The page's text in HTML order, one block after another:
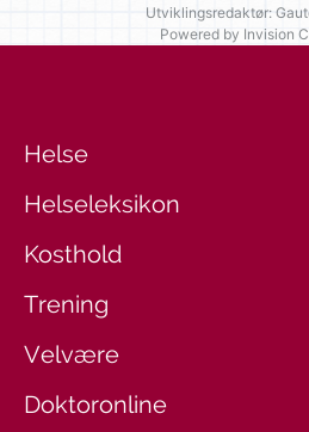
Utviklingsredaktør:
Powered by Invision
Helse
Helseleksikon
Kosthold
Trening
Velvære
Doktoronline